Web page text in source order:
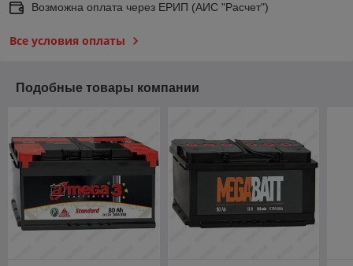
Возможна оплата через ЕРИП (АИС "Расчет")
Все условия оплаты
Подобные товары компании